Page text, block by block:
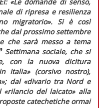
di ripresa e resilienza
migratorio». Si è così
dal prossimo settembre
che sarà messo a tema
Settimana sociale, che si
con la nuova dicitura
in Italia» (corsivo nostro),
dal «divario tra Nord e
«rilancio del laicato»alla
catechetiche ormai